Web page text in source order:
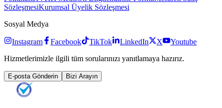
SözleşmesiKurumsal Üyelik Sözleşmesi
Sosyal Medya
Instagram Facebook TikTok LinkedIn X
Youtube
Hizmetlerimizle ilgili tüm sorularınızı yanıtlamaya hazırız.
E-posta Gönderin Bizi Arayın